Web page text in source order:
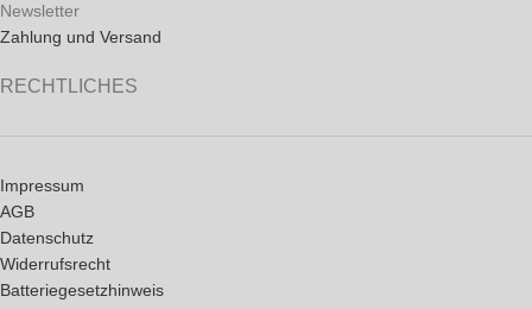
Newsletter
Zahlung und Versand
RECHTLICHES
Impressum
AGB
Datenschutz
Widerrufsrecht
Batteriegesetzhinweis